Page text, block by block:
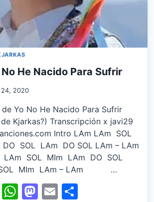
He Nacido Para Sufrir
24, 2020
Yo No He Nacido Para Sufrir
Kjarkas?) Transcripción x javi29
Intro LAm LAm SOL
SOL LAm DO SOL LAm – LAm
LAm SOL MIm LAm DO SOL
SOL MIm LAm – LAm …
Pinterest
WhatsApp
Mastodon
Email